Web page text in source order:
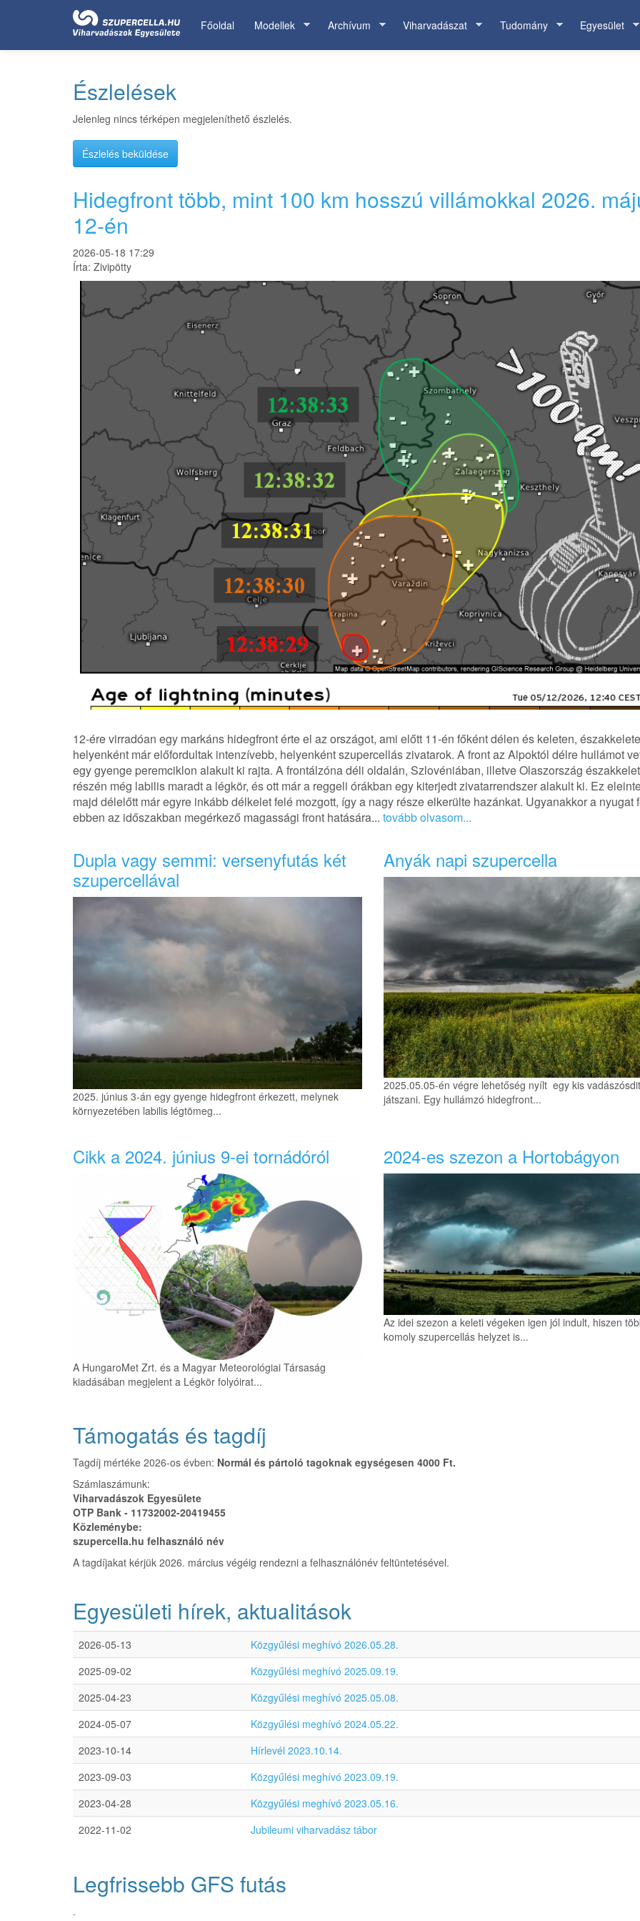
Főoldal Modellek Archívum Viharvadászat Tudomány Egyesület
Észlelések
Jelenleg nincs térképen megjeleníthető észlelés.
Észlelés beküldése
Hidegfront több, mint 100 km hosszú villámokkal 2026.
12-én
2026-05-18 17:29
Írta: Zivipötty
12-ére virradóan egy markáns hidegfront érte el az országot, ami előtt 11-én főként délen és keleten,
helyenként már előfordultak intenzívebb, helyenként szupercellás zivatarok. A front az Alpoktól délre hullámot
egy gyenge peremciklon alakult ki rajta. A frontálzóna déli oldalán, Szlovéniában, illetve Olaszország
részén még labilis maradt a légkör, és ott már a reggeli órákban egy kiterjedt zivatarrendszer alakult ki. Ez
majd délelőtt már egyre inkább délkelet felé mozgott, így a nagy része elkerülte hazánkat. Ugyanakkor a nyugat
ebben az időszakban megérkező magassági front hatására... tovább olvasom...
Dupla vagy semmi: versenyfutás két
szupercellával
2025. június 3-án egy gyenge hidegfront érkezett, melynek
környezetében labilis légtömeg...
Anyák napi szupercella
2025.05.05-én végre lehetőség nyílt egy kis vadászósdit
játszani. Egy hullámzó hidegfront...
Cikk a 2024. június 9-ei tornádóról
A HungaroMet Zrt. és a Magyar Meteorológiai Társaság
kiadásában megjelent a Légkör folyóirat...
2024-es szezon a Hortobágyon
Az idei szezon a keleti végeken igen jól indult, hiszen
komoly szupercellás helyzet is...
Támogatás és tagdíj
Tagdíj mértéke 2026-os évben: Normál és pártoló tagoknak egységesen 4000 Ft.
Számlaszámunk:
Viharvadászok Egyesülete
OTP Bank - 11732002-20419455
Közleménybe:
szupercella.hu felhasználó név
A tagdíjakat kérjük 2026. március végéig rendezni a felhasználónév feltüntetésével.
Egyesületi hírek, aktualitások
2026-05-13
Közgyűlési meghívó 2026.05.28.
2025-09-02
Közgyűlési meghívó 2025.09.19.
2025-04-23
Közgyűlési meghívó 2025.05.08.
2024-05-07
Közgyűlési meghívó 2024.05.22.
2023-10-14
Hírlevél 2023.10.14.
2023-09-03
Közgyűlési meghívó 2023.09.19.
2023-04-28
Közgyűlési meghívó 2023.05.16.
2022-11-02
Jubileumi viharvadász tábor
Legfrissebb GFS futás
.